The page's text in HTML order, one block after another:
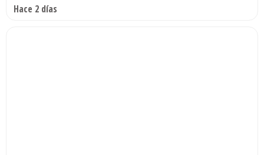
Hace 2 días